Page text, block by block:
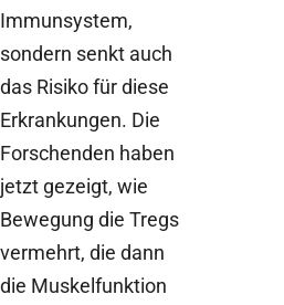
Immunsystem,
sondern senkt auch
das Risiko für diese
Erkrankungen. Die
Forschenden haben
jetzt gezeigt, wie
Bewegung die Tregs
vermehrt, die dann
die Muskelfunktion